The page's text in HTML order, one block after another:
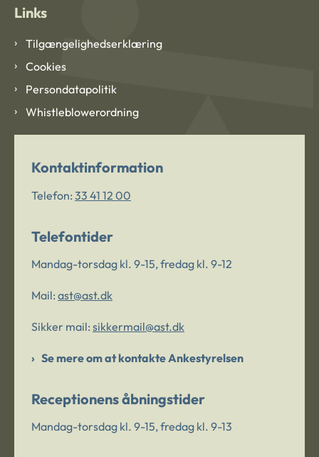
Links
Tilgængelighedserklæring
Cookies
Persondatapolitik
Whistleblowerordning
Kontaktinformation
Telefon: 33 41 12 00
Telefontider
Mandag-torsdag kl. 9-15, fredag kl. 9-12
Mail: ast@ast.dk
Sikker mail: sikkermail@ast.dk
Se mere om at kontakte Ankestyrelsen
Receptionens åbningstider
Mandag-torsdag kl. 9-15, fredag kl. 9-13